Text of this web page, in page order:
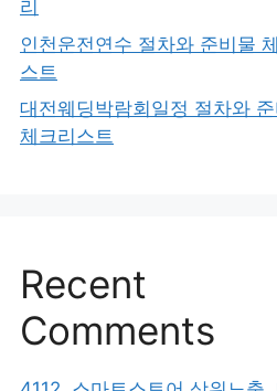
리
인천운전연수 절차와 준비물
스트
대전웨딩박람회일정 절차와
체크리스트
Recent
Comments